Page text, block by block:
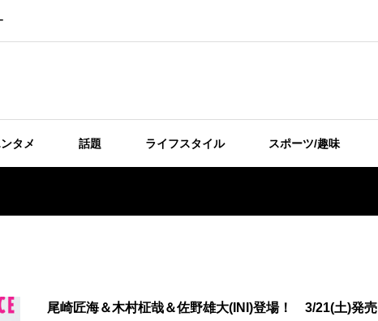
タメ 話題 ライフスタイル スポーツ/趣味
尾崎匠海＆木村柾哉＆佐野雄大(INI)登場！ 3/21(土)発売